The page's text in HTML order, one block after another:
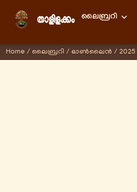
ലൈബ്രറി
Home / ലൈബ്രറി / ഓണ്‍ലൈന്‍ / 2025